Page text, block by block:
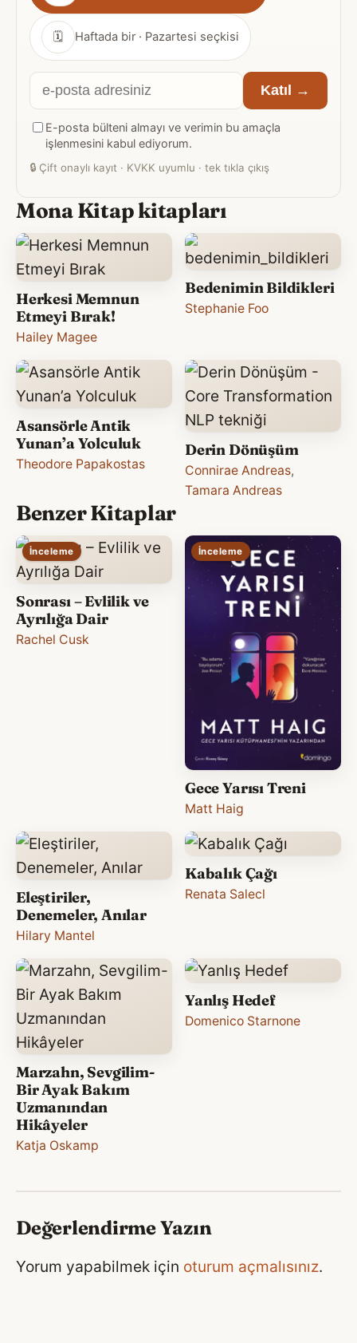
🗓 Haftada bir · Pazartesi seçkisi
E-
posta
adresiniz
Katıl →
E-posta bülteni almayı ve verimin bu amaçla
işlenmesini kabul ediyorum.
🔒 Çift onaylı kayıt · KVKK uyumlu · tek tıkla çıkış
Mona Kitap kitapları
Herkesi Memnun
Etmeyi Bırak!
Hailey Magee
Bedenimin Bildikleri
Stephanie Foo
Asansörle Antik
Yunan’a Yolculuk
Theodore Papakostas
Derin Dönüşüm
Connirae Andreas,
Tamara Andreas
Benzer Kitaplar
İnceleme
Sonrası – Evlilik ve
Ayrılığa Dair
Rachel Cusk
İnceleme
Gece Yarısı Treni
Matt Haig
Eleştiriler,
Denemeler, Anılar
Hilary Mantel
Kabalık Çağı
Renata Salecl
Marzahn, Sevgilim-
Bir Ayak Bakım
Uzmanından
Hikâyeler
Katja Oskamp
Yanlış Hedef
Domenico Starnone
Değerlendirme Yazın
Yorum yapabilmek için oturum açmalısınız.